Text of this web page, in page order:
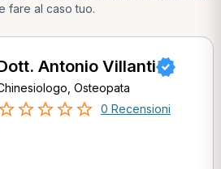
fare al caso tuo.
Antonio Villanti
Osteopata
0 Recensioni